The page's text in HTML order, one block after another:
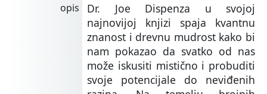
opis
Dr. Joe Dispenza u svojoj
najnovijoj knjizi spaja kvantnu
znanost i drevnu mudrost kako bi
nam pokazao da svatko od nas
može iskusiti mistično i probuditi
svoje potencijale do neviđenih